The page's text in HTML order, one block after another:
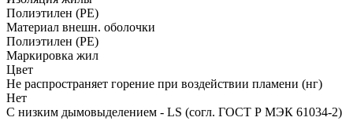
Полиэтилен (PE)
Материал внешн. оболочки
Полиэтилен (PE)
Маркировка жил
Цвет
Не распространяет горение при воздействии пламени (нг)
Нет
С низким дымовыделением - LS (согл. ГОСТ Р МЭК 61034-2)